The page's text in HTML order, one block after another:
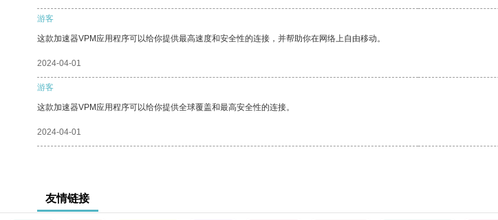
游客
这款加速器VPM应用程序可以给你提供最高速度和安全性的连接，并帮助你在网络上自由移动。
2024-04-01
游客
这款加速器VPM应用程序可以给你提供全球覆盖和最高安全性的连接。
2024-04-01
友情链接